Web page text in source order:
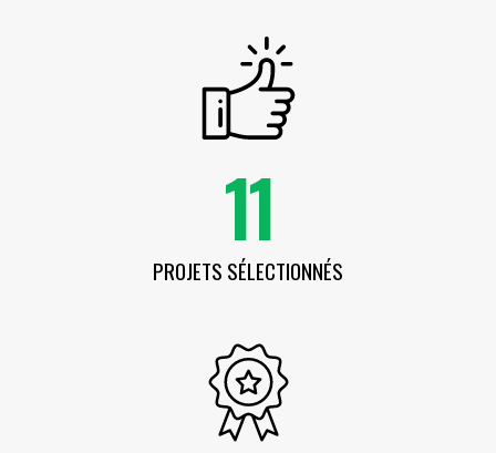
11
PROJETS SÉLECTIONNÉS